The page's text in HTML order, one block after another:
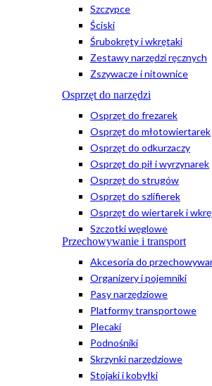
Szczypce
Ściski
Śrubokręty i wkrętaki
Zestawy narzędzi ręcznych
Zszywacze i nitownice
Osprzęt do narzędzi
Osprzęt do frezarek
Osprzęt do młotowiertarek
Osprzęt do odkurzaczy
Osprzęt do pił i wyrzynarek
Osprzęt do strugów
Osprzęt do szlifierek
Osprzęt do wiertarek i
Szczotki węglowe
Przechowywanie i transport
Akcesoria do
Organizery i pojemniki
Pasy narzędziowe
Platformy transportowe
Plecaki
Podnośniki
Skrzynki narzędziowe
Stojaki i kobyłki